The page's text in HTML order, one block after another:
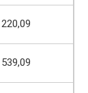
220,09
539,09